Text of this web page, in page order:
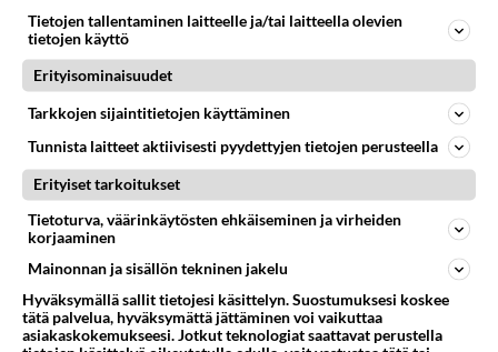
Mikä sinua ja kaivattuasi
Yhdistää??????
04.08.2026 18:50
56
Sinulle mies
Kohtaamme jälleen kun on oikea aika. Sitä ei voi mikään eikä kukaan estää <3 <3
04.08.2026 15:01
Ikävä
42
820
Miia Heikkinen avautui !
04.08.2026 04:27
Judo
807
Mitä uskot hänen ajattelevan sinusta?
😇
Tietojen tallentaminen laitteelle ja/tai laitteella olevien
tietojen käyttö
Erityisominaisuudet
Tarkkojen sijaintitietojen käyttäminen
Tunnista laitteet aktiivisesti pyydettyjen tietojen perusteella
Erityiset tarkoitukset
Tietoturva, väärinkäytösten ehkäiseminen ja virheiden
korjaaminen
Mainonnan ja sisällön tekninen jakelu
Hyväksymällä sallit tietojesi käsittelyn. Suostumuksesi koskee
tätä palvelua, hyväksymättä jättäminen voi vaikuttaa
asiakaskokemukseesi. Jotkut teknologiat saattavat perustella